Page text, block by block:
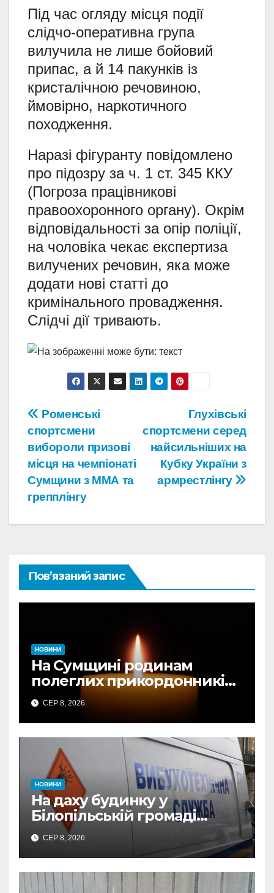
Під час огляду місця події
слідчо-оперативна група
вилучила не лише бойовий
припас, а й 14 пакунків із
кристалічною речовиною,
ймовірно, наркотичного
походження.
Наразі фігуранту повідомлено
про підозру за ч. 1 ст. 345 ККУ
(Погроза працівникові
правоохоронного органу). Окрім
відповідальності за опір поліції,
на чоловіка чекає експертиза
вилучених речовин, яка може
додати нові статті до
кримінального провадження.
Слідчі дії тривають.
Навігація
записів
Глухівські
спортсмени серед
найсильніших на
Кубку України з
армрестлінгу
Роменські
спортсмени
вибороли призові
місця на чемпіонаті
Сумщини з ММА та
грепплінгу
Пов’язаний запис
НОВИНИ
На Сумщині родинам
полеглих прикордонників
передали державні
нагороди та відомчі
відзнаки
СЕР 8, 2026
НОВИНИ
На даху будинку у
Білопільській громаді
знайшли 120-мм міну
СЕР 8, 2026